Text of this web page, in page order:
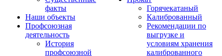
факты
Наши объекты
Профсоюзная
деятельность
История
профсоюзной
Горячекатаный
Калиброванный
Рекомендации по
выгрузке и
условиям хранения
калиброванного